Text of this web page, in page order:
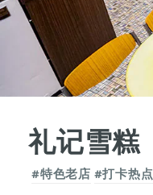
礼记雪糕
#特色老店 #打卡热点